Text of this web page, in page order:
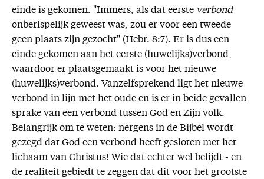
einde is gekomen. "Immers, als dat eerste verbond
onberispelijk geweest was, zou er voor een tweede
geen plaats zijn gezocht" (Hebr. 8:7). Er is dus een
einde gekomen aan het eerste (huwelijks)verbond,
waardoor er plaatsgemaakt is voor het nieuwe
(huwelijks)verbond. Vanzelfsprekend ligt het nieuwe
verbond in lijn met het oude en is er in beide gevallen
sprake van een verbond tussen God en Zijn volk.
Belangrijk om te weten: nergens in de Bijbel wordt
gezegd dat God een verbond heeft gesloten met het
lichaam van Christus! Wie dat echter wel belijdt - en
de realiteit gebiedt te zeggen dat dit voor het grootste